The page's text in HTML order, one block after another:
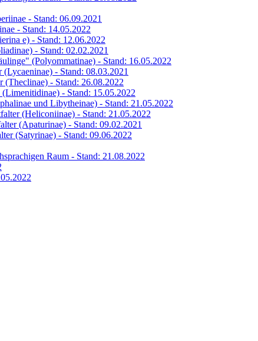
- Stand: 06.09.2021
- Stand: 14.05.2022
e) - Stand: 12.06.2022
- Stand: 02.02.2021
(Polyommatinae) - Stand: 16.05.2022
- Stand: 08.03.2021
- Stand: 26.08.2022
- Stand: 15.05.2022
und Libytheinae) - Stand: 21.05.2022
(Heliconiinae) - Stand: 21.05.2022
(Apaturinae) - Stand: 09.02.2021
(Satyrinae) - Stand: 09.06.2022
Raum - Stand: 21.08.2022